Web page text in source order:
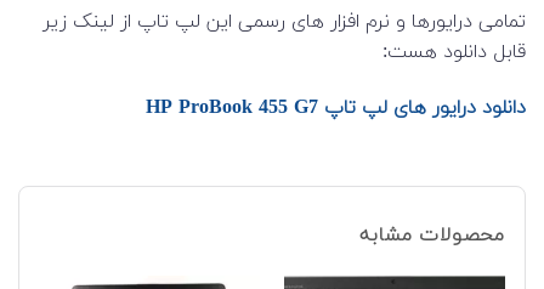
تمامی درایورها و نرم افزار های رسمی این لپ تاپ از لینک زیر
قابل دانلود هست:
دانلود درایور های لپ تاپ HP ProBook 455 G7
محصولات مشابه